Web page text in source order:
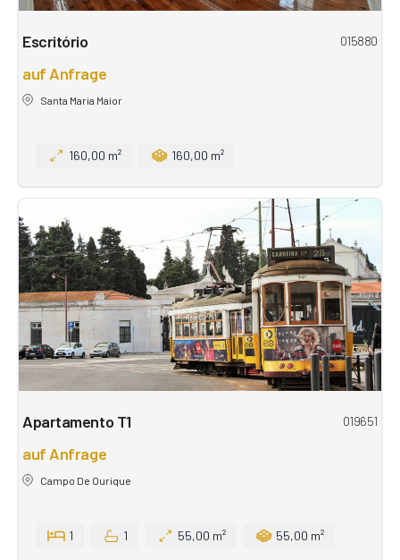
Escritório 015880
auf Anfrage
Santa Maria Maior
160,00 m² 160,00 m²
Apartamento T1 019651
auf Anfrage
Campo De Ourique
1 1 55,00 m² 55,00 m²